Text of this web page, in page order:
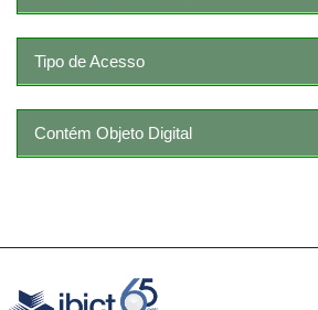
Tipo de Acesso
Contém Objeto Digital